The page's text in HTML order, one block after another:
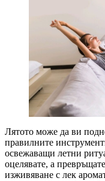
Лятото може да ви
правилните
освежаващи летни
оцелявате, а
изживяване с лек